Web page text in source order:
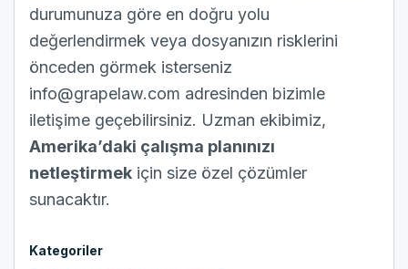
durumunuza göre en doğru yolu
değerlendirmek veya dosyanızın risklerini
önceden görmek isterseniz
info@grapelaw.com adresinden bizimle
iletişime geçebilirsiniz. Uzman ekibimiz,
Amerika’daki çalışma planınızı
netleştirmek için size özel çözümler
sunacaktır.
Kategoriler